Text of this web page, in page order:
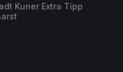
Kurier Extra Tipp